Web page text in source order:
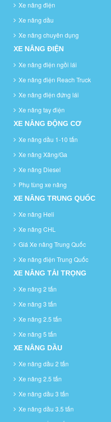
Xe nâng điện
Xe nâng dầu
Xe nâng chuyên dụng
XE NÂNG ĐIỆN
Xe nâng điện ngồi lái
Xe nâng điện Reach Truck
Xe nâng điện đứng lái
Xe nâng tay điện
XE NÂNG ĐỘNG CƠ
Xe nâng dầu 1-10 tấn
Xe nâng Xăng/Ga
Xe nâng Diesel
Phụ tùng xe nâng
XE NÂNG TRUNG QUỐC
Xe nâng Heli
Xe nâng CHL
Giá Xe nâng Trung Quốc
Xe nâng điện Trung Quốc
XE NÂNG TẢI TRỌNG
Xe nâng 2 tấn
Xe nâng 3 tấn
Xe nâng 2.5 tấn
Xe nâng 5 tấn
XE NÂNG DẦU
Xe nâng dầu 2 tấn
Xe nâng 2.5 tấn
Xe nâng dầu 3 tấn
Xe nâng dầu 3.5 tấn